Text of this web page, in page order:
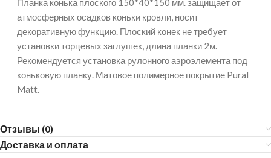
Планка конька плоского 150*40*150 мм. защищает от
атмосферных осадков коньки кровли, носит
декоративную функцию. Плоский конек не требует
установки торцевых заглушек, длина планки 2м.
Рекомендуется установка рулонного аэроэлемента под
коньковую планку. Матовое полимерное покрытие Pural
Matt.
Отзывы (0)
Доставка и оплата